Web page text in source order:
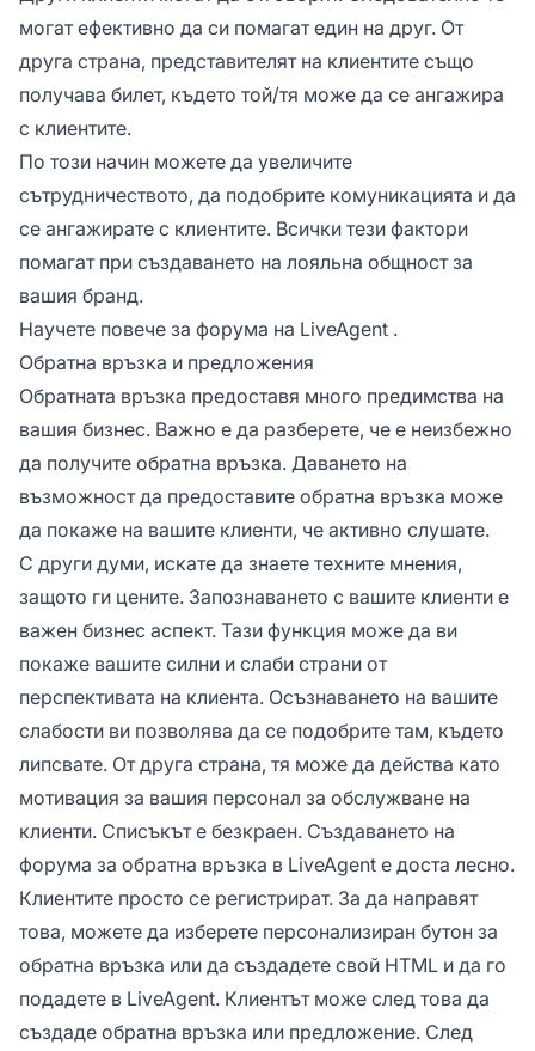
могат ефективно да си помагат един на друг. От
друга страна, представителят на клиентите също
получава билет, където той/тя може да се ангажира
с клиентите.
По този начин можете да увеличите
сътрудничеството, да подобрите комуникацията и да
се ангажирате с клиентите. Всички тези фактори
помагат при създаването на лояльна общност за
вашия бранд.
Научете повече за форума на LiveAgent .
Обратна връзка и предложения
Обратната връзка предоставя много предимства на
вашия бизнес. Важно е да разберете, че е неизбежно
да получите обратна връзка. Даването на
възможност да предоставите обратна връзка може
да покаже на вашите клиенти, че активно слушате.
С други думи, искате да знаете техните мнения,
защото ги цените. Запознаването с вашите клиенти е
важен бизнес аспект. Тази функция може да ви
покаже вашите силни и слаби страни от
перспективата на клиента. Осъзнаването на вашите
слабости ви позволява да се подобрите там, където
липсвате. От друга страна, тя може да действа като
мотивация за вашия персонал за обслужване на
клиенти. Списъкът е безкраен. Създаването на
форума за обратна връзка в LiveAgent е доста лесно.
Клиентите просто се регистрират. За да направят
това, можете да изберете персонализиран бутон за
обратна връзка или да създадете свой HTML и да го
подадете в LiveAgent. Клиентът може след това да
създаде обратна връзка или предложение. След